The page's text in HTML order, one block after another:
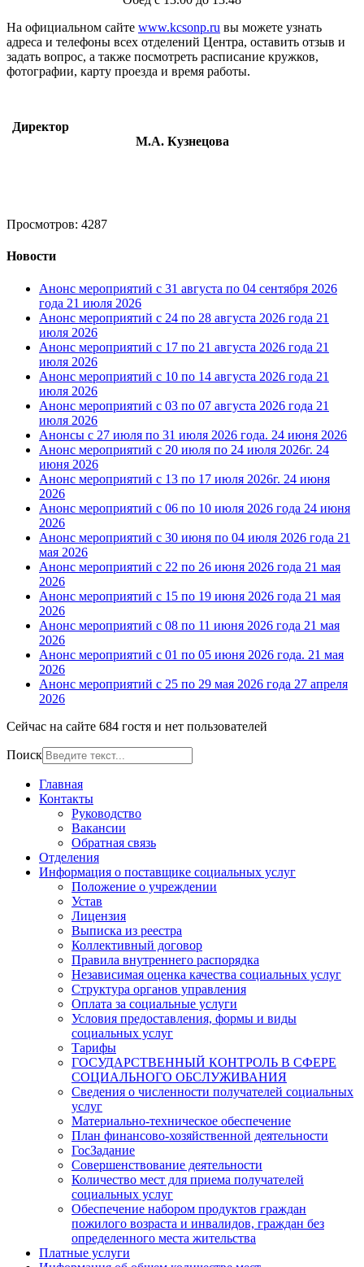
На официальном сайте www.kcsonp.ru вы можете узнать
адреса и телефоны всех отделений Центра, оставить отзыв и
задать вопрос, а также посмотреть расписание кружков,
фотографии, карту проезда и время работы.
Директор
М.А. Кузнецова
Просмотров: 4287
Новости
Анонс мероприятий с 31 августа по 04 сентября 2026
года 21 июля 2026
Анонс мероприятий с 24 по 28 августа 2026 года 21
июля 2026
Анонс мероприятий с 17 по 21 августа 2026 года 21
июля 2026
Анонс мероприятий с 10 по 14 августа 2026 года 21
июля 2026
Анонс мероприятий с 03 по 07 августа 2026 года 21
июля 2026
Анонсы с 27 июля по 31 июля 2026 года. 24 июня 2026
Анонс мероприятий с 20 июля по 24 июля 2026г. 24
июня 2026
Анонс мероприятий с 13 по 17 июля 2026г. 24 июня
2026
Анонс мероприятий с 06 по 10 июля 2026 года 24 июня
2026
Анонс мероприятий с 30 июня по 04 июля 2026 года 21
мая 2026
Анонс мероприятий с 22 по 26 июня 2026 года 21 мая
2026
Анонс мероприятий с 15 по 19 июня 2026 года 21 мая
2026
Анонс мероприятий с 08 по 11 июня 2026 года 21 мая
2026
Анонс мероприятий с 01 по 05 июня 2026 года. 21 мая
2026
Анонс мероприятий с 25 по 29 мая 2026 года 27 апреля
2026
Сейчас на сайте 684 гостя и нет пользователей
Поиск
Главная
Контакты
Руководство
Вакансии
Обратная связь
Отделения
Информация о поставщике социальных услуг
Положение о учреждении
Устав
Лицензия
Выписка из реестра
Коллективный договор
Правила внутреннего распорядка
Независимая оценка качества социальных услуг
Структура органов управления
Оплата за социальные услуги
Условия предоставления, формы и виды
социальных услуг
Тарифы
ГОСУДАРСТВЕННЫЙ КОНТРОЛЬ В СФЕРЕ
СОЦИАЛЬНОГО ОБСЛУЖИВАНИЯ
Сведения о численности получателей социальных
услуг
Материально-техническое обеспечение
План финансово-хозяйственной деятельности
ГосЗадание
Совершенствование деятельности
Количество мест для приема получателей
социальных услуг
Обеспечение набором продуктов граждан
пожилого возраста и инвалидов, граждан без
определенного места жительства
Платные услуги